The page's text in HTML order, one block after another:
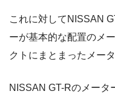
これに対してNISSAN
ーが基本的な配置のメ
クトにまとまったメー
NISSAN GT-Rのメータ